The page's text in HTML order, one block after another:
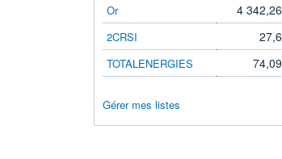
Or 4 342,26
2CRSI 27,6
TOTALENERGIES 74,09
Gérer mes listes